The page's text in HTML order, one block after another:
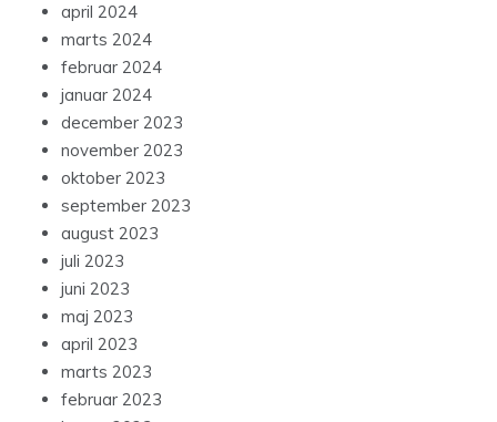
april 2024
marts 2024
februar 2024
januar 2024
december 2023
november 2023
oktober 2023
september 2023
august 2023
juli 2023
juni 2023
maj 2023
april 2023
marts 2023
februar 2023